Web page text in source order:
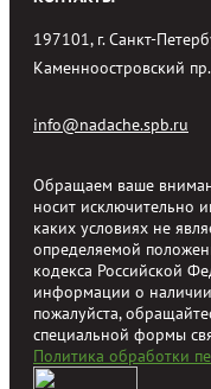
197101, г. Санкт-
Каменноостровский
info@nadache.spb.ru
Обращаем ваше
носит исключительно
каких условиях не
определяемой
кодекса Российской
информации о наличии
пожалуйста,
специальной формы
Политика обработки